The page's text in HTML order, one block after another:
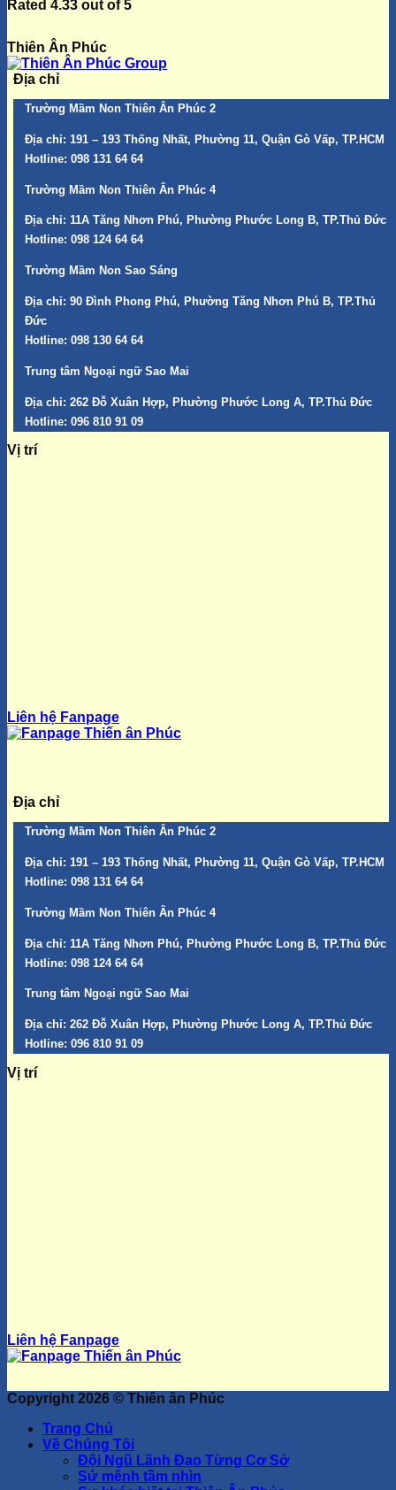
Rated 4.33 out of 5
Thiên Ân Phúc
Địa chỉ
Trường Mầm Non Thiên Ân Phúc 2
Địa chỉ: 191 – 193 Thống Nhất, Phường 11, Quận Gò Vấp, TP.HCM
Hotline: 098 131 64 64
Trường Mầm Non Thiên Ân Phúc 4
Địa chỉ: 11A Tăng Nhơn Phú, Phường Phước Long B, TP.Thủ Đức
Hotline: 098 124 64 64
Trường Mầm Non Sao Sáng
Địa chỉ: 90 Đình Phong Phú, Phường Tăng Nhơn Phú B, TP.Thủ
Đức
Hotline: 098 130 64 64
Trung tâm Ngoại ngữ Sao Mai
Địa chỉ: 262 Đỗ Xuân Hợp, Phường Phước Long A, TP.Thủ Đức
Hotline: 096 810 91 09
Vị trí
Liên hệ Fanpage
Địa chỉ
Trường Mầm Non Thiên Ân Phúc 2
Địa chỉ: 191 – 193 Thống Nhất, Phường 11, Quận Gò Vấp, TP.HCM
Hotline: 098 131 64 64
Trường Mầm Non Thiên Ân Phúc 4
Địa chỉ: 11A Tăng Nhơn Phú, Phường Phước Long B, TP.Thủ Đức
Hotline: 098 124 64 64
Trung tâm Ngoại ngữ Sao Mai
Địa chỉ: 262 Đỗ Xuân Hợp, Phường Phước Long A, TP.Thủ Đức
Hotline: 096 810 91 09
Vị trí
Liên hệ Fanpage
Copyright 2026 © Thiên ân Phúc
Trang Chủ
Về Chúng Tôi
Đội Ngũ Lãnh Đạo Từng Cơ Sở
Sứ mệnh tầm nhìn